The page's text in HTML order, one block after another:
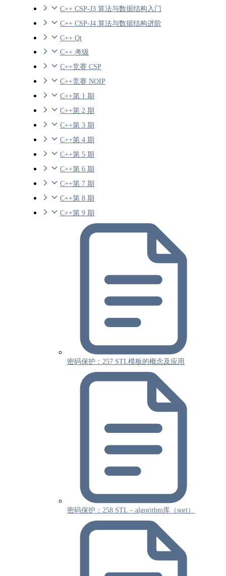
C++ CSP-J3 算法与数据结构入门
C++ CSP-J4 算法与数据结构进阶
C++ Qt
C++ 考级
C++竞赛 CSP
C++竞赛 NOIP
C++第 1 期
C++第 2 期
C++第 3 期
C++第 4 期
C++第 5 期
C++第 6 期
C++第 7 期
C++第 8 期
C++第 9 期
密码保护：257 STL模板的概念及应用
密码保护：258 STL – algorithm库（sort）